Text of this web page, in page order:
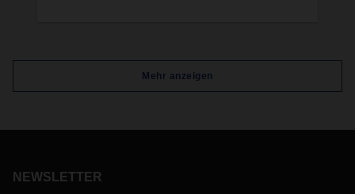
Mehr anzeigen
NEWSLETTER